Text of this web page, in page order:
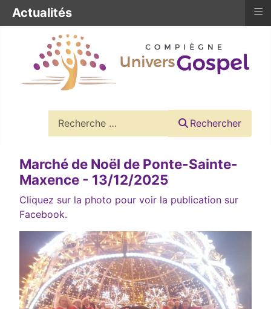
Rechercher
Marché de Noël de Ponte-Sainte-
Maxence - 13/12/2025
Cliquez sur la photo pour voir la publication sur
Facebook.
Actualités ≡